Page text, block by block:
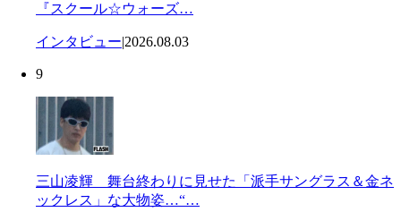
『スクール☆ウォーズ…
インタビュー|2026.08.03
9
三山凌輝 舞台終わりに見せた「派手サングラス＆金ネ
ックレス」な大物姿…“…